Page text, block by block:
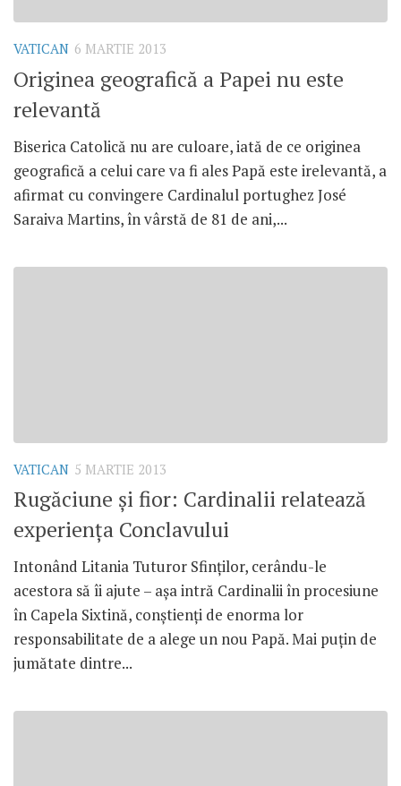
VATICAN 6 MARTIE 2013
Originea geografică a Papei nu este
relevantă
Biserica Catolică nu are culoare, iată de ce originea
geografică a celui care va fi ales Papă este irelevantă, a
afirmat cu convingere Cardinalul portughez José
Saraiva Martins, în vârstă de 81 de ani,...
VATICAN 5 MARTIE 2013
Rugăciune şi fior: Cardinalii relatează
experienţa Conclavului
Intonând Litania Tuturor Sfinţilor, cerându-le
acestora să îi ajute – aşa intră Cardinalii în procesiune
în Capela Sixtină, conştienţi de enorma lor
responsabilitate de a alege un nou Papă. Mai puţin de
jumătate dintre...